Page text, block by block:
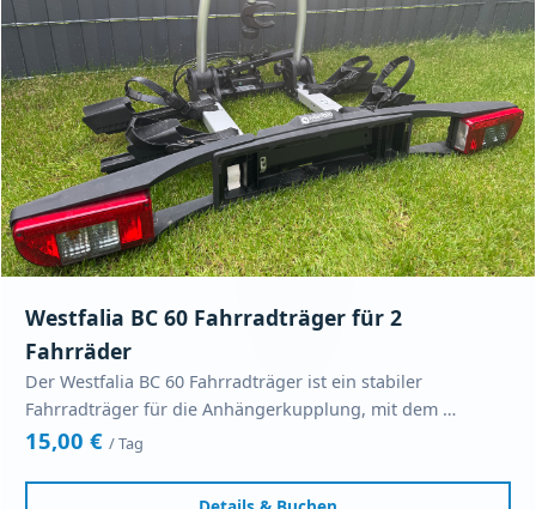
Westfalia BC 60 Fahrradträger für 2
Fahrräder
Der Westfalia BC 60 Fahrradträger ist ein stabiler
Fahrradträger für die Anhängerkupplung, mit dem …
15,00 € / Tag